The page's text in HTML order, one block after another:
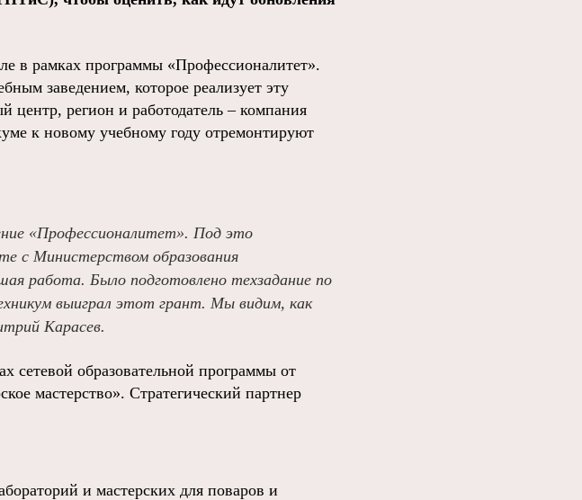
в рамках программы «Профессионалитет».
заведением, которое реализует эту
центр, регион и работодатель – компания
к новому учебному году отремонтируют
«Профессионалитет». Под это
с Министерством образования
работа. Было подготовлено техзадание по
выиграл этот грант. Мы видим, как
Карасев.
сетевой образовательной программы от
мастерство». Стратегический партнер
и мастерских для поваров и